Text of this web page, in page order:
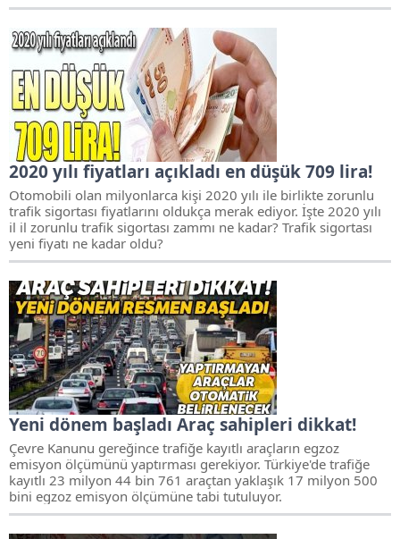
2020 yılı fiyatları açıkladı en düşük 709 lira!
Otomobili olan milyonlarca kişi 2020 yılı ile birlikte zorunlu
trafik sigortası fiyatlarını oldukça merak ediyor. İşte 2020 yılı
il il zorunlu trafik sigortası zammı ne kadar? Trafik sigortası
yeni fiyatı ne kadar oldu?
Yeni dönem başladı Araç sahipleri dikkat!
Çevre Kanunu gereğince trafiğe kayıtlı araçların egzoz
emisyon ölçümünü yaptırması gerekiyor. Türkiye'de trafiğe
kayıtlı 23 milyon 44 bin 761 araçtan yaklaşık 17 milyon 500
bini egzoz emisyon ölçümüne tabi tutuluyor.